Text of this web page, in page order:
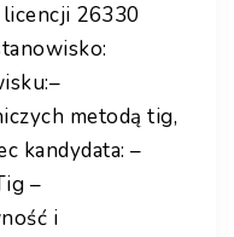
26330
metodą tig,
kandydata: –
–
i